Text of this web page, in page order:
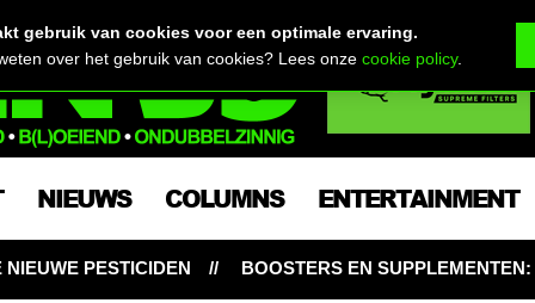
NIEUWS COLUMNS ENTERTAINMENT
BOOSTERS EN SUPPLEMENTEN: NOODZAKELIJK VOOR
gebruik van cookies voor een optimale ervaring.
over het gebruik van cookies? Lees onzecookie policy.